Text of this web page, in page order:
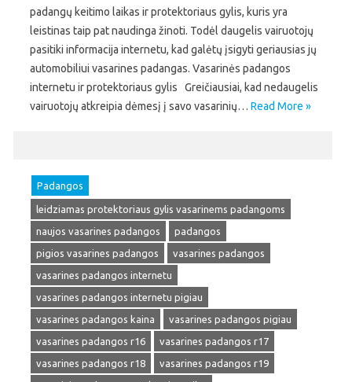
padangų keitimo laikas ir protektoriaus gylis, kuris yra
leistinas taip pat naudinga žinoti. Todėl daugelis vairuotojų
pasitiki informacija internetu, kad galėtų įsigyti geriausias jų
automobiliui vasarines padangas. Vasarinės padangos
internetu ir protektoriaus gylis Greičiausiai, kad nedaugelis
vairuotojų atkreipia dėmesį į savo vasarinių… Read More »
Padangos
leidziamas protektoriaus gylis vasarinems padangoms
naujos vasarines padangos
padangos
pigios vasarines padangos
vasarines padangos
vasarines padangos internetu
vasarines padangos internetu pigiau
vasarines padangos kaina
vasarines padangos pigiau
vasarines padangos r16
vasarines padangos r17
vasarines padangos r18
vasarines padangos r19